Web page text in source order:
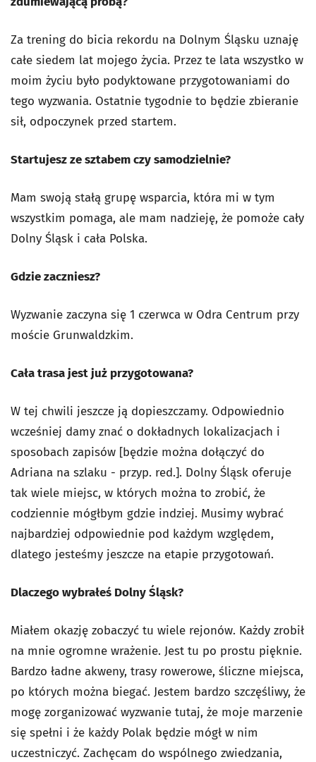
Za trening do bicia rekordu na Dolnym Śląsku uznaję
całe siedem lat mojego życia. Przez te lata wszystko w
moim życiu było podyktowane przygotowaniami do
tego wyzwania. Ostatnie tygodnie to będzie zbieranie
sił, odpoczynek przed startem.
Startujesz ze sztabem czy samodzielnie?
Mam swoją stałą grupę wsparcia, która mi w tym
wszystkim pomaga, ale mam nadzieję, że pomoże cały
Dolny Śląsk i cała Polska.
Gdzie zaczniesz?
Wyzwanie zaczyna się 1 czerwca w Odra Centrum przy
moście Grunwaldzkim.
Cała trasa jest już przygotowana?
W tej chwili jeszcze ją dopieszczamy. Odpowiednio
wcześniej damy znać o dokładnych lokalizacjach i
sposobach zapisów [będzie można dołączyć do
Adriana na szlaku - przyp. red.]. Dolny Śląsk oferuje
tak wiele miejsc, w których można to zrobić, że
codziennie mógłbym gdzie indziej. Musimy wybrać
najbardziej odpowiednie pod każdym względem,
dlatego jesteśmy jeszcze na etapie przygotowań.
Dlaczego wybrałeś Dolny Śląsk?
Miałem okazję zobaczyć tu wiele rejonów. Każdy zrobił
na mnie ogromne wrażenie. Jest tu po prostu pięknie.
Bardzo ładne akweny, trasy rowerowe, śliczne miejsca,
po których można biegać. Jestem bardzo szczęśliwy, że
mogę zorganizować wyzwanie tutaj, że moje marzenie
się spełni i że każdy Polak będzie mógł w nim
uczestniczyć. Zachęcam do wspólnego zwiedzania,